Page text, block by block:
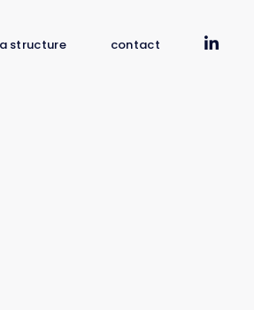
structure contact